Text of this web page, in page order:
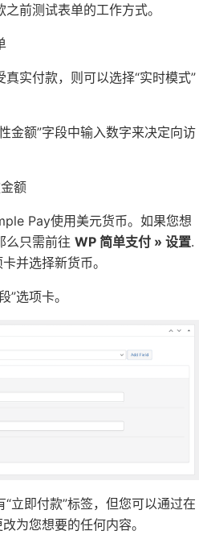
前测试表单的工作方式。
实付款，则可以选择“实时模式”
金额”字段中输入数字来决定向访
Pay使用美元货币。如果您想
么只需前往 WP 简单支付 » 设置.
并选择新货币。
”选项卡。
立即付款”标签，但您可以通过在
为您想要的任何内容。